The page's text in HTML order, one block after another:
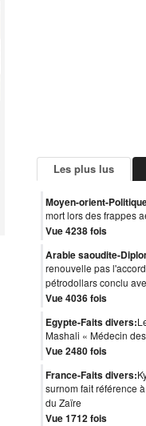
Les plus lus
Moyen-orient-
mort lors des frappes
Vue 4238 fois
Arabie saoudite-
renouvelle pas
pétrodollars conclu
Vue 4036 fois
Egypte-Faits divers:
Mashali « Médecin
Vue 2480 fois
France-Faits divers:
surnom fait référence
du Zaïre
Vue 1712 fois